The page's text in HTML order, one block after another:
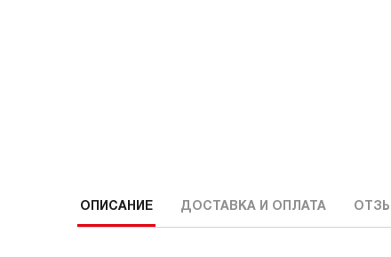
ОПИСАНИЕ ДОСТАВКА И ОПЛАТА